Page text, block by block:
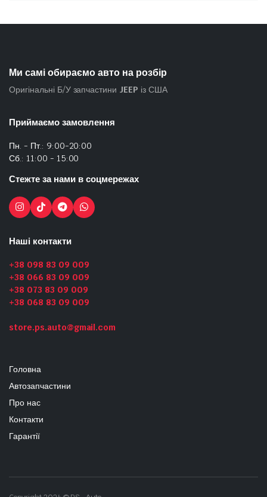
Ми самі обираємо авто на розбір
Оригінальні Б/У запчастини JEEP із США
Приймаємо замовлення
Пн. - Пт.: 9:00-20:00
Сб.: 11:00 - 15:00
Стежте за нами в соцмережах
Наші контакти
+38 098 83 09 009
+38 066 83 09 009
+38 073 83 09 009
+38 068 83 09 009
store.ps.auto@gmail.com
Головна
Автозапчастини
Про нас
Контакти
Гарантії